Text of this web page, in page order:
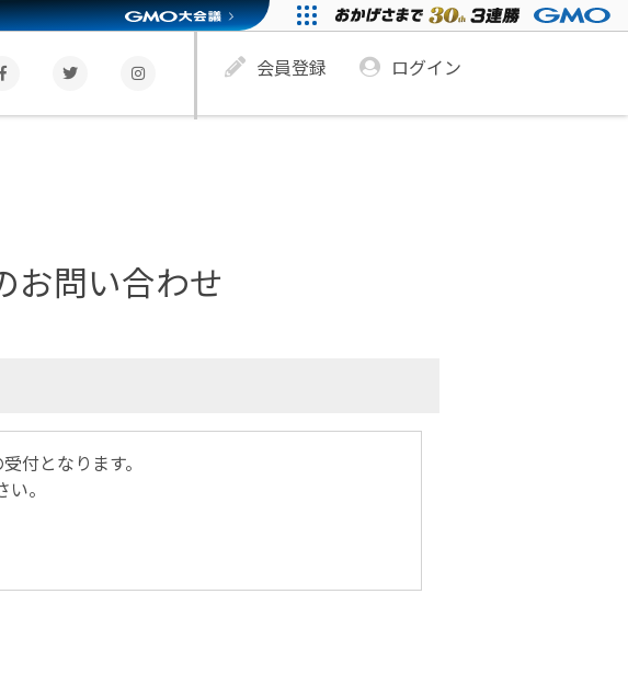
会員登録 ログイン
お問い合わせ
付となります。
。